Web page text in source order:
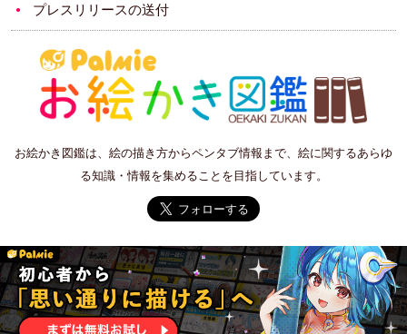
プレスリリースの送付
お絵かき図鑑は、絵の描き方からペンタブ情報まで、絵に関するあらゆ
る知識・情報を集めることを目指しています。